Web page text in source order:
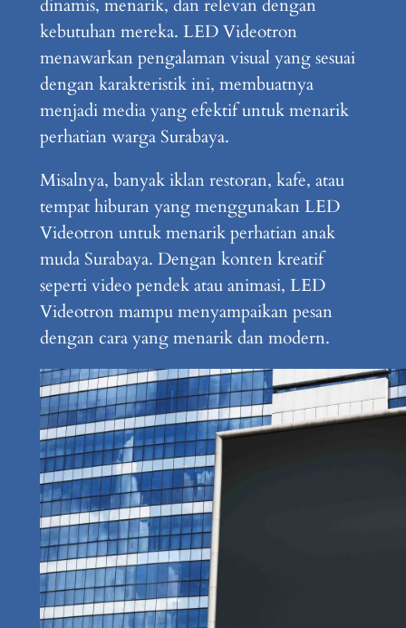
dinamis, menarik, dan relevan dengan
kebutuhan mereka. LED Videotron
menawarkan pengalaman visual yang sesuai
dengan karakteristik ini, membuatnya
menjadi media yang efektif untuk menarik
perhatian warga Surabaya.
Misalnya, banyak iklan restoran, kafe, atau
tempat hiburan yang menggunakan LED
Videotron untuk menarik perhatian anak
muda Surabaya. Dengan konten kreatif
seperti video pendek atau animasi, LED
Videotron mampu menyampaikan pesan
dengan cara yang menarik dan modern.